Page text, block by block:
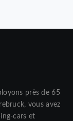
près de 65
vous avez
cars et